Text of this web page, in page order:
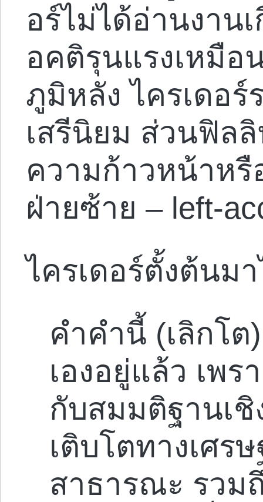
อร์ไม่ได้อ่านงาน
อคติรุนแรงเหมื
ภูมิหลัง ไครเดอร์
เสรีนิยม ส่วนฟิล
ความก้าวหน้าห
ฝ่ายซ้าย – left-
ไครเดอร์ตั้งต้นม
คำคำนี้ (เลิกโ
เองอยู่แล้ว เพ
กับสมมติฐานเชิ
เติบโตทางเศร
สาธารณะ รวม